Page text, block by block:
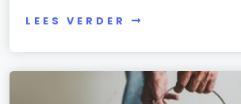
LEES VERDER